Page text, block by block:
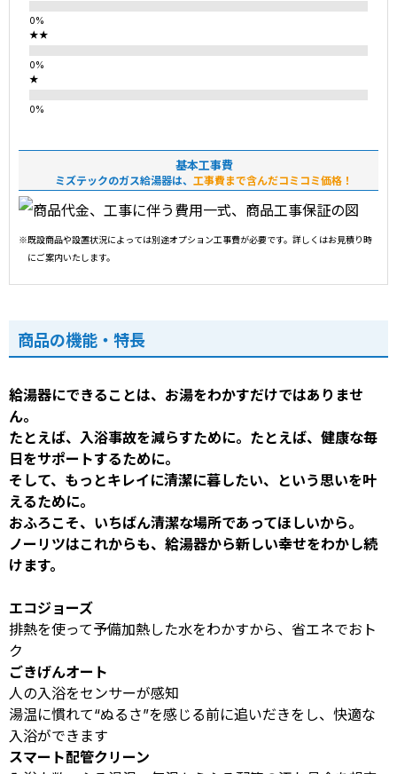
★★
★
基本工事費
ミズテックのガス給湯器は、 工事費まで含んだコミコミ価格！
※既設商品や設置状況によっては別途オプション工事費が必要です。詳しくはお見積り時
にご案内いたします。
商品の機能・特長
給湯器にできることは、お湯をわかすだけではありませ
ん。
たとえば、入浴事故を減らすために。たとえば、健康な毎
日をサポートするために。
そして、もっとキレイに清潔に暮したい、という思いを叶
えるために。
おふろこそ、いちばん清潔な場所であってほしいから。
ノーリツはこれからも、給湯器から新しい幸せをわかし続
けます。
エコジョーズ
排熱を使って予備加熱した水をわかすから、省エネでおト
ク
ごきげんオート
人の入浴をセンサーが感知
湯温に慣れて“ぬるさ”を感じる前に追いだきをし、快適な
入浴ができます
スマート配管クリーン